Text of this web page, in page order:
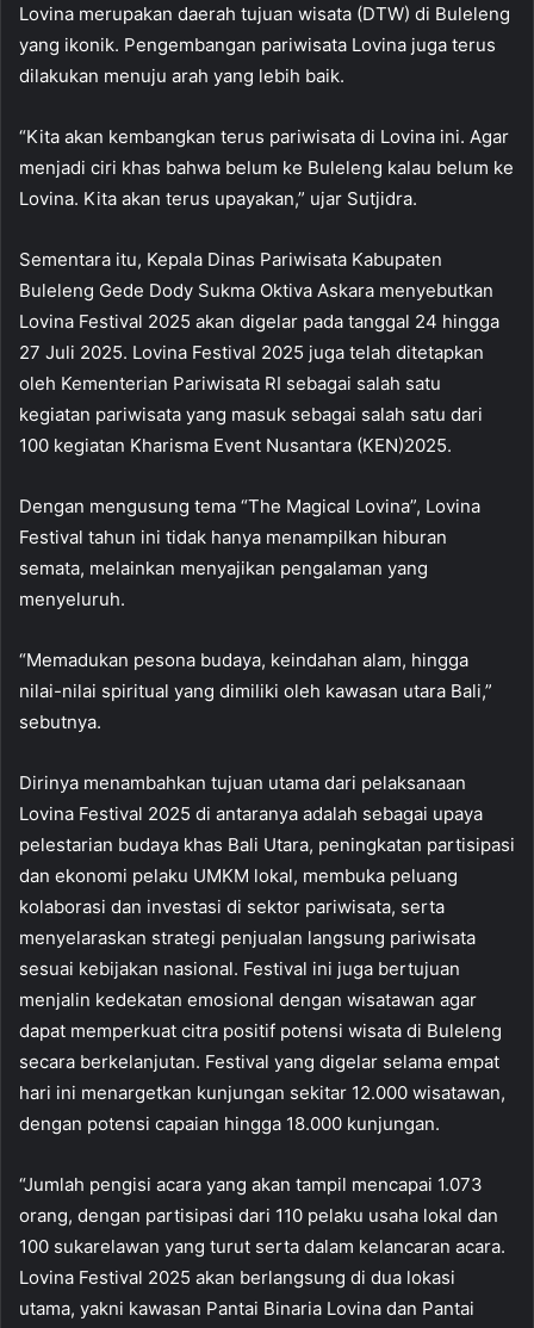
Lovina merupakan daerah tujuan wisata (DTW) di Buleleng
yang ikonik. Pengembangan pariwisata Lovina juga terus
dilakukan menuju arah yang lebih baik.
“Kita akan kembangkan terus pariwisata di Lovina ini. Agar
menjadi ciri khas bahwa belum ke Buleleng kalau belum ke
Lovina. Kita akan terus upayakan,” ujar Sutjidra.
Sementara itu, Kepala Dinas Pariwisata Kabupaten
Buleleng Gede Dody Sukma Oktiva Askara menyebutkan
Lovina Festival 2025 akan digelar pada tanggal 24 hingga
27 Juli 2025. Lovina Festival 2025 juga telah ditetapkan
oleh Kementerian Pariwisata RI sebagai salah satu
kegiatan pariwisata yang masuk sebagai salah satu dari
100 kegiatan Kharisma Event Nusantara (KEN)2025.
Dengan mengusung tema “The Magical Lovina”, Lovina
Festival tahun ini tidak hanya menampilkan hiburan
semata, melainkan menyajikan pengalaman yang
menyeluruh.
“Memadukan pesona budaya, keindahan alam, hingga
nilai-nilai spiritual yang dimiliki oleh kawasan utara Bali,”
sebutnya.
Dirinya menambahkan tujuan utama dari pelaksanaan
Lovina Festival 2025 di antaranya adalah sebagai upaya
pelestarian budaya khas Bali Utara, peningkatan partisipasi
dan ekonomi pelaku UMKM lokal, membuka peluang
kolaborasi dan investasi di sektor pariwisata, serta
menyelaraskan strategi penjualan langsung pariwisata
sesuai kebijakan nasional. Festival ini juga bertujuan
menjalin kedekatan emosional dengan wisatawan agar
dapat memperkuat citra positif potensi wisata di Buleleng
secara berkelanjutan. Festival yang digelar selama empat
hari ini menargetkan kunjungan sekitar 12.000 wisatawan,
dengan potensi capaian hingga 18.000 kunjungan.
“Jumlah pengisi acara yang akan tampil mencapai 1.073
orang, dengan partisipasi dari 110 pelaku usaha lokal dan
100 sukarelawan yang turut serta dalam kelancaran acara.
Lovina Festival 2025 akan berlangsung di dua lokasi
utama, yakni kawasan Pantai Binaria Lovina dan Pantai